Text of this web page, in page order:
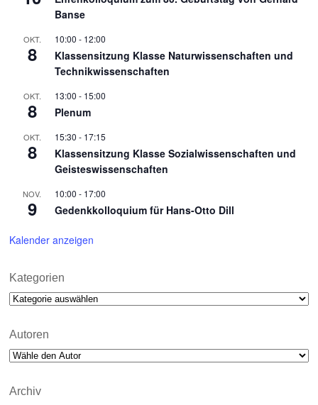
Banse
OKT.
8
10:00 - 12:00
Klassensitzung Klasse Naturwissenschaften und
Technikwissenschaften
OKT.
8
13:00 - 15:00
Plenum
OKT.
8
15:30 - 17:15
Klassensitzung Klasse Sozialwissenschaften und
Geisteswissenschaften
NOV.
9
10:00 - 17:00
Gedenkkolloquium für Hans-Otto Dill
Kalender anzeigen
Kategorien
Kategorien
Autoren
Archiv